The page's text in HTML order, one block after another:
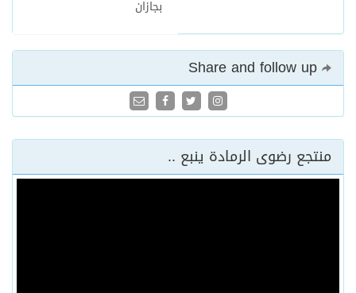
بجازان
منتجع رضوى الرمادة ينبع ..